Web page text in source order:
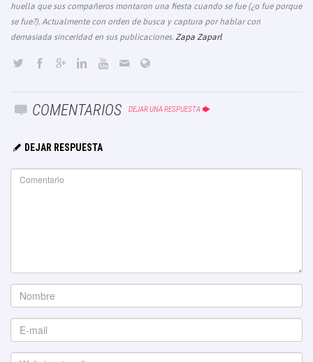
huella que sus compañeros montaron una fiesta cuando se fue (¿o fue porque
se fue?). Actualmente con orden de busca y captura por hablar con
demasiada sinceridad en sus publicaciones. Zapa Zaparl
COMENTARIOS DEJAR UNA RESPUESTA
DEJAR RESPUESTA